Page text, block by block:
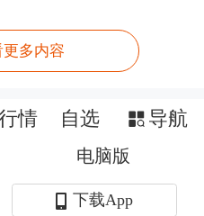
态。如今年7月
交易占比达到30%
动性捉襟见肘。在
化的股票，其股票
更多内容
情 自选 导航
电脑版
下载App